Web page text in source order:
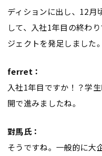
ディションに出し、12月
して、入社1年目の終わ
ジェクトを発足しました。
ferret：
入社1年目ですか！？学
開で進みましたね。
對馬氏：
そうですね。一般的に大